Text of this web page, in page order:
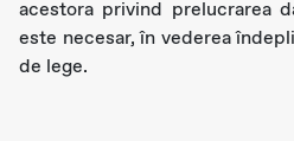
acestora privind prelucrarea
este necesar, în vederea
de lege.